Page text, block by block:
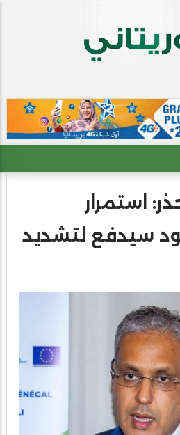
استمرار
سيدفع لتشديد